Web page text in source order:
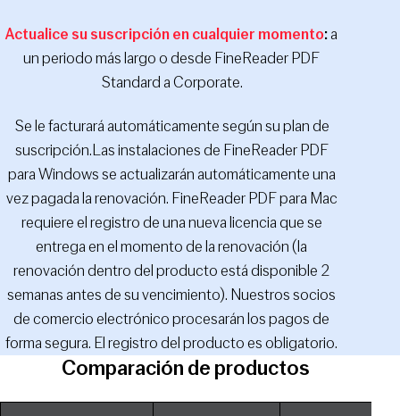
Actualice su suscripción en cualquier momento:a
un periodo más largo o desde FineReader PDF
Standard a Corporate.
Se le facturará automáticamente según su plan de
suscripción.Las instalaciones de FineReader PDF
para Windows se actualizarán automáticamente una
vez pagada la renovación. FineReader PDF para Mac
requiere el registro de una nueva licencia que se
entrega en el momento de la renovación (la
renovación dentro del producto está disponible 2
semanas antes de su vencimiento). Nuestros socios
de comercio electrónico procesarán los pagos de
forma segura. El registro del producto es obligatorio.
Comparación de productos